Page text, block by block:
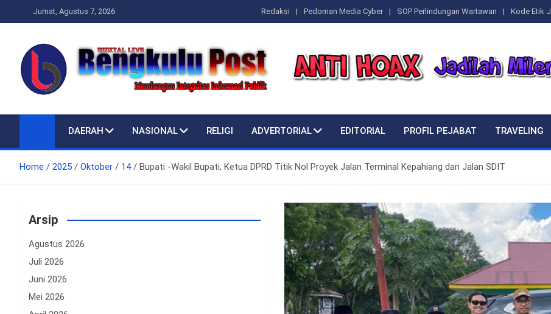
to
Jumat, Agustus 7, 2026 Redaksi Pedoman Media Cyber SOP Perlindungan Wartawan Kode Etik
Bengkulupost.id
DAERAH NASIONAL RELIGI ADVERTORIAL EDITORIAL PROFIL PEJABAT TRAVELING
Home 2025 Oktober 14 Bupati -Wakil Bupati, Ketua DPRD Titik Nol Proyek Jalan Terminal Kepahiang dan Jalan SDIT
Arsip
Agustus 2026
Juli 2026
Juni 2026
Mei 2026